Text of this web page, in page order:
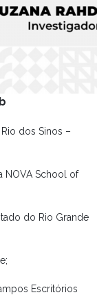
dos Sinos –
NOVA School of
do Rio Grande
Escritórios